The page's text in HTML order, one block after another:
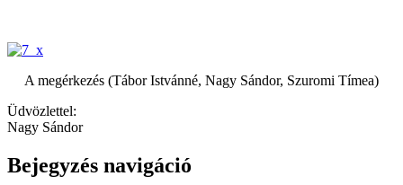
A megérkezés (Tábor Istvánné, Nagy Sándor, Szuromi Tímea)
Üdvözlettel:
Nagy Sándor
Bejegyzés navigáció